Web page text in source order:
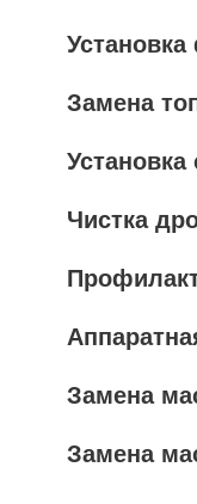
Замена
Установка
Чистка
Замена
Замена